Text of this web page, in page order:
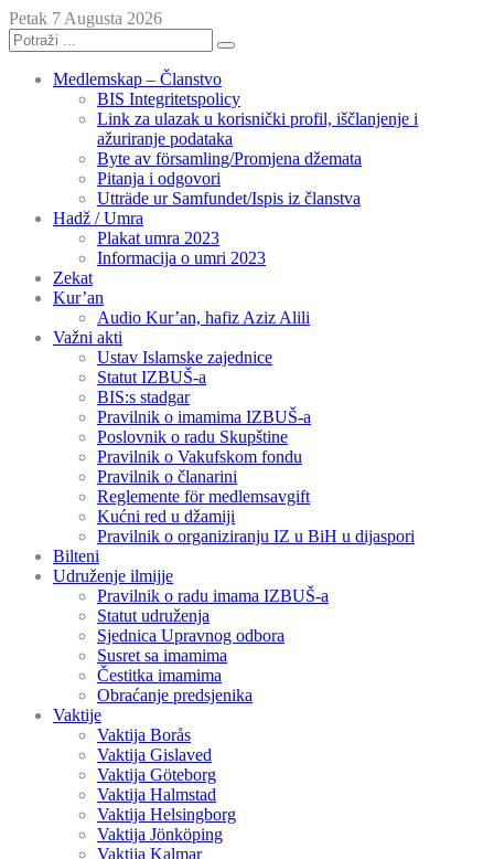
Petak 7 Augusta 2026
Medlemskap – Članstvo
BIS Integritetspolicy
Link za ulazak u korisnički profil, iščlanjenje i
ažuriranje podataka
Byte av församling/Promjena džemata
Pitanja i odgovori
Utträde ur Samfundet/Ispis iz članstva
Hadž / Umra
Plakat umra 2023
Informacija o umri 2023
Zekat
Kur’an
Audio Kur’an, hafiz Aziz Alili
Važni akti
Ustav Islamske zajednice
Statut IZBUŠ-a
BIS:s stadgar
Pravilnik o imamima IZBUŠ-a
Poslovnik o radu Skupštine
Pravilnik o Vakufskom fondu
Pravilnik o članarini
Reglemente för medlemsavgift
Kućni red u džamiji
Pravilnik o organiziranju IZ u BiH u dijaspori
Bilteni
Udruženje ilmijje
Pravilnik o radu imama IZBUŠ-a
Statut udruženja
Sjednica Upravnog odbora
Susret sa imamima
Čestitka imamima
Obraćanje predsjenika
Vaktije
Vaktija Borås
Vaktija Gislaved
Vaktija Göteborg
Vaktija Halmstad
Vaktija Helsingborg
Vaktija Jönköping
Vaktija Kalmar